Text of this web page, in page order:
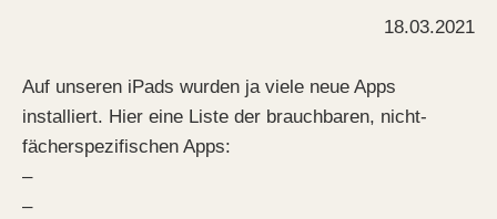
18.03.2021
Auf unseren iPads wurden ja viele neue Apps
installiert. Hier eine Liste der brauchbaren, nicht-
fächerspezifischen Apps:
–
–